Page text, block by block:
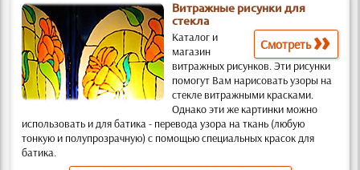
Витражные рисунки для
стекла
Смотреть
Каталог и
магазин
витражных рисунков.Эти рисунки
помогут Вам нарисовать узоры на
стекле витражными красками.
Однако эти же картинки можно
использовать и для батика- перевода узора на ткань (любую
тонкую и полупрозрачную) с помощью специальных красок для
батика.